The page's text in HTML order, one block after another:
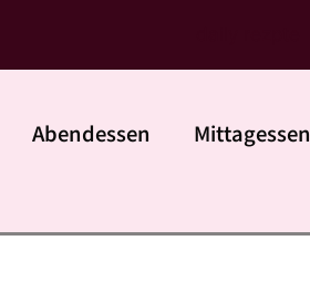
Abendessen Mittagessen